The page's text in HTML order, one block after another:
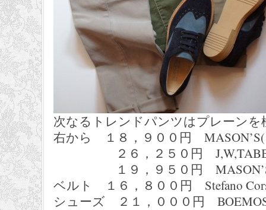
次なるトレンドパンツはプレーンを
右から １８，９００円
２６，２５０円
１９，９５０円 MASON’S(
ベルト １６，８００円 Stefano
シューズ ２１，０００円